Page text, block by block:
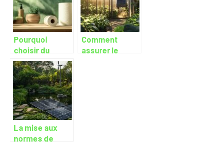
climat
pour preserver
nos ressources
Pourquoi
choisir du
papier toilette
recyclé pour
vos courses en
ligne ?
Comment
assurer le
La mise aux
normes de